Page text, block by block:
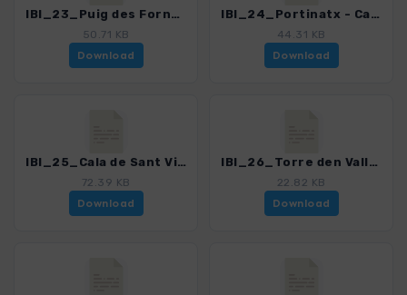
IBI_23_Puig des Fornas_0279_2.gpx
50.71 KB
Download
IBI_24_Portinatx - Cala den Serra_0279_2.gpx
44.31 KB
Download
IBI_25_Cala de Sant Vicenc_0279_2.gpx
72.39 KB
Download
IBI_26_Torre den Valls_0279_2.gpx
22.82 KB
Download